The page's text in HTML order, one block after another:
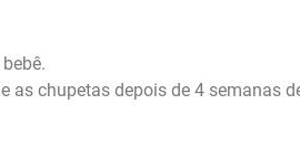
as chupetas depois de 4 semanas